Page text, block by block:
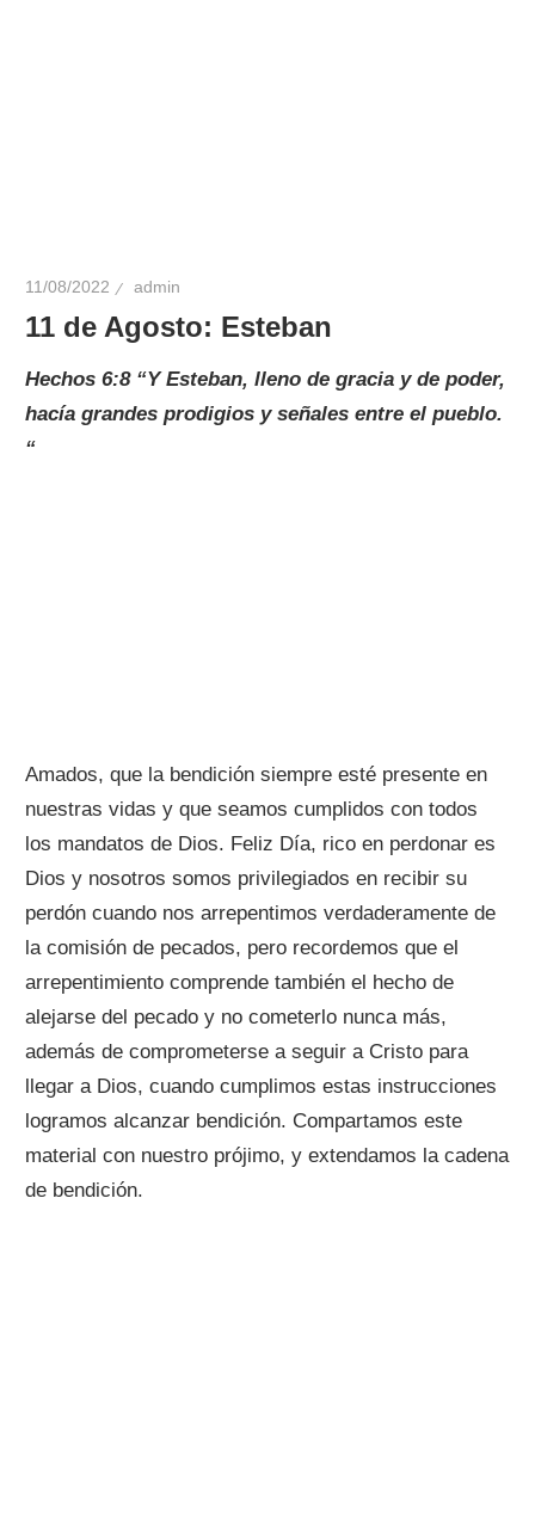
11/08/2022 admin
11 de Agosto: Esteban
Hechos 6:8 “Y Esteban, lleno de gracia y de poder,
hacía grandes prodigios y señales entre el pueblo.
“
Amados, que la bendición siempre esté presente en
nuestras vidas y que seamos cumplidos con todos
los mandatos de Dios. Feliz Día, rico en perdonar es
Dios y nosotros somos privilegiados en recibir su
perdón cuando nos arrepentimos verdaderamente de
la comisión de pecados, pero recordemos que el
arrepentimiento comprende también el hecho de
alejarse del pecado y no cometerlo nunca más,
además de comprometerse a seguir a Cristo para
llegar a Dios, cuando cumplimos estas instrucciones
logramos alcanzar bendición. Compartamos este
material con nuestro prójimo, y extendamos la cadena
de bendición.